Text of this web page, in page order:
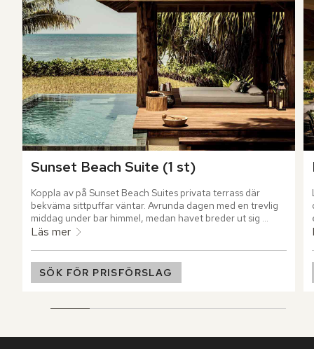
Sunset Beach Suite (1 st)
Koppla av på Sunset Beach Suites privata terrass där
bekväma sittpuffar väntar. Avrunda dagen med en trevlig
middag under bar himmel, medan havet breder ut sig
framför dig.
Läs mer
SÖK FÖR PRISFÖRSLAG